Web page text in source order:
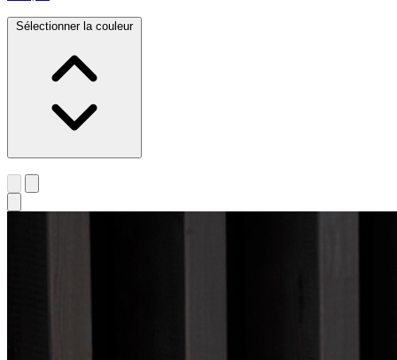
Sélectionner la couleur